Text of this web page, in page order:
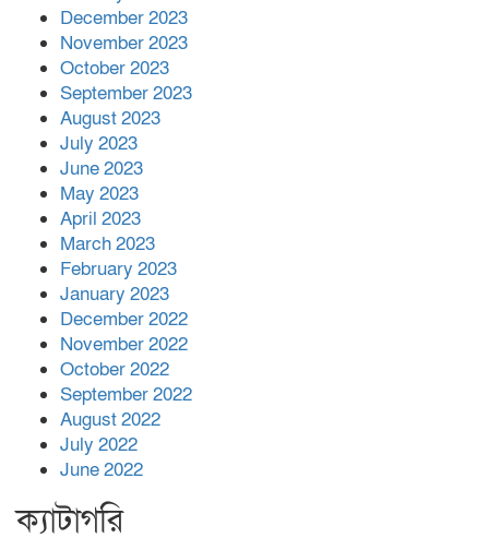
December 2023
November 2023
October 2023
September 2023
August 2023
July 2023
June 2023
May 2023
April 2023
March 2023
February 2023
January 2023
December 2022
November 2022
October 2022
September 2022
August 2022
July 2022
June 2022
ক্যাটাগরি